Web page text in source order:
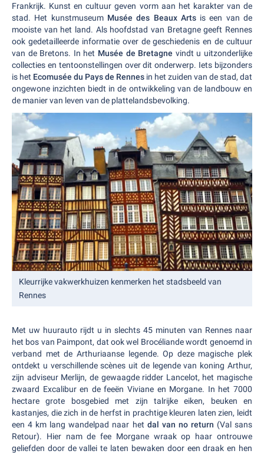
Frankrijk. Kunst en cultuur geven vorm aan het karakter van de
stad. Het kunstmuseum Musée des Beaux Arts is een van de
mooiste van het land. Als hoofdstad van Bretagne geeft Rennes
ook gedetailleerde informatie over de geschiedenis en de cultuur
van de Bretons. In het Musée de Bretagne vindt u uitzonderlijke
collecties en tentoonstellingen over dit onderwerp. Iets bijzonders
is het Ecomusée du Pays de Rennes in het zuiden van de stad, dat
ongewone inzichten biedt in de ontwikkeling van de landbouw en
de manier van leven van de plattelandsbevolking.
Kleurrijke vakwerkhuizen kenmerken het stadsbeeld van
Rennes
Met uw huurauto rijdt u in slechts 45 minuten van Rennes naar
het bos van Paimpont, dat ook wel Brocéliande wordt genoemd in
verband met de Arthuriaanse legende. Op deze magische plek
ontdekt u verschillende scènes uit de legende van koning Arthur,
zijn adviseur Merlijn, de gewaagde ridder Lancelot, het magische
zwaard Excalibur en de feeën Viviane en Morgane. In het 7000
hectare grote bosgebied met zijn talrijke eiken, beuken en
kastanjes, die zich in de herfst in prachtige kleuren laten zien, leidt
een 4 km lang wandelpad naar het dal van no return (Val sans
Retour). Hier nam de fee Morgane wraak op haar ontrouwe
geliefden door de vallei te laten bewaken door een draak en hen